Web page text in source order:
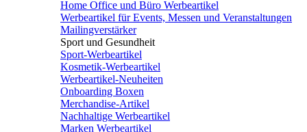
Home Office und Büro Werbeartikel
Werbeartikel für Events, Messen und Veranstaltungen
Mailingverstärker
Sport und Gesundheit
Sport-Werbeartikel
Kosmetik-Werbeartikel
Werbeartikel-Neuheiten
Onboarding Boxen
Merchandise-Artikel
Nachhaltige Werbeartikel
Marken Werbeartikel